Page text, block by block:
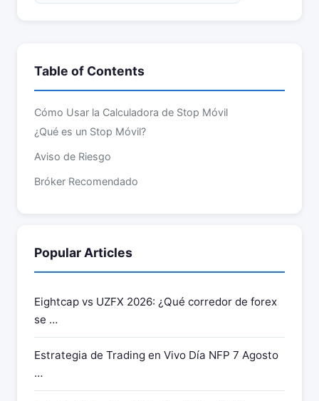
Table of Contents
Cómo Usar la Calculadora de Stop Móvil
¿Qué es un Stop Móvil?
Aviso de Riesgo
Bróker Recomendado
Popular Articles
Eightcap vs UZFX 2026: ¿Qué corredor de forex
se …
Estrategia de Trading en Vivo Día NFP 7 Agosto
…